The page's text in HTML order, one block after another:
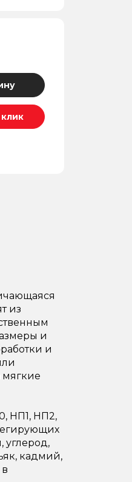
клик
из
и
и
мягкие
НП1, НП2,
углерод,
кадмий,